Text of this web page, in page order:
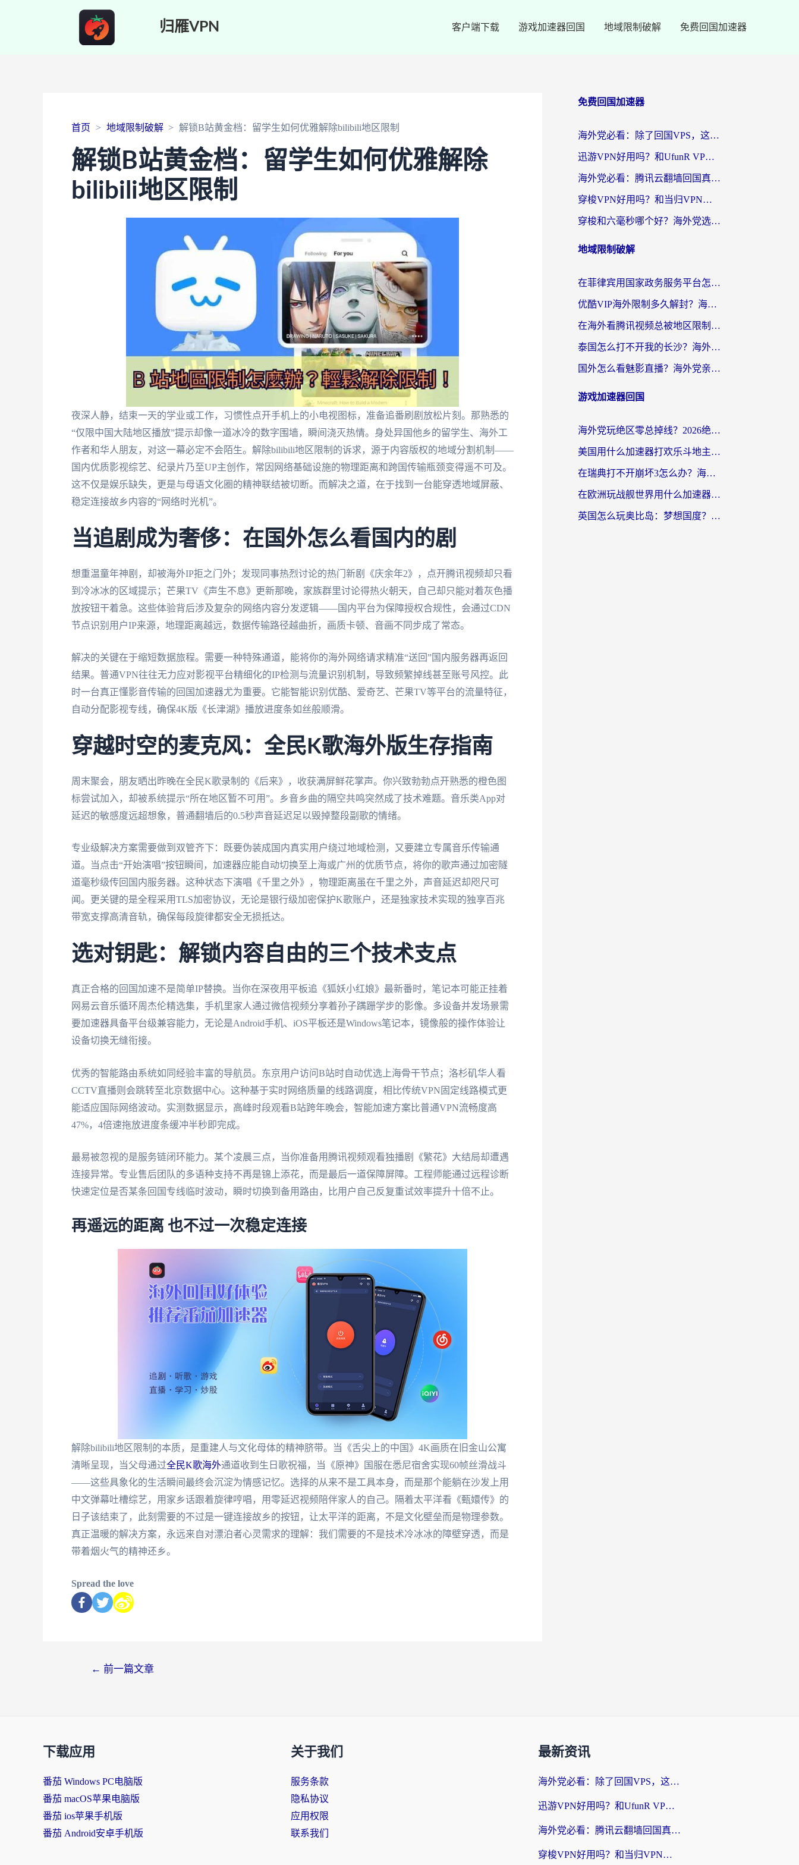
归雁VPN 客户端下载 游戏加速器回国 地域限制破解 免费回国加速器
首页 地域限制破解 解锁B站黄金档：留学生如何优雅解除bilibili地区限制
解锁B站黄金档：留学生如何优雅解除
bilibili地区限制
夜深人静，结束一天的学业或工作，习惯性点开手机上的小电视图标，准备追番刷剧放松片刻。那熟悉的
“仅限中国大陆地区播放”提示却像一道冰冷的数字围墙，瞬间浇灭热情。身处异国他乡的留学生、海外工
作者和华人朋友，对这一幕必定不会陌生。解除bilibili地区限制的诉求，源于内容版权的地域分割机制——
国内优质影视综艺、纪录片乃至UP主创作，常因网络基础设施的物理距离和跨国传输瓶颈变得遥不可及。
这不仅是娱乐缺失，更是与母语文化圈的精神联结被切断。而解决之道，在于找到一台能穿透地域屏蔽、
稳定连接故乡内容的“网络时光机”。
当追剧成为奢侈：在国外怎么看国内的剧
想重温童年神剧，却被海外IP拒之门外；发现同事热烈讨论的热门新剧《庆余年2》，点开腾讯视频却只看
到冷冰冰的区域提示；芒果TV《声生不息》更新那晚，家族群里讨论得热火朝天，自己却只能对着灰色播
放按钮干着急。这些体验背后涉及复杂的网络内容分发逻辑——国内平台为保障授权合规性，会通过CDN
节点识别用户IP来源，地理距离越远，数据传输路径越曲折，画质卡顿、音画不同步成了常态。
解决的关键在于缩短数据旅程。需要一种特殊通道，能将你的海外网络请求精准“送回”国内服务器再返回
结果。普通VPN往往无力应对影视平台精细化的IP检测与流量识别机制，导致频繁掉线甚至账号风控。此
时一台真正懂影音传输的回国加速器尤为重要。它能智能识别优酷、爱奇艺、芒果TV等平台的流量特征，
自动分配影视专线，确保4K版《长津湖》播放进度条如丝般顺滑。
穿越时空的麦克风：全民K歌海外版生存指南
周末聚会，朋友晒出昨晚在全民K歌录制的《后来》，收获满屏鲜花掌声。你兴致勃勃点开熟悉的橙色图
标尝试加入，却被系统提示“所在地区暂不可用”。乡音乡曲的隔空共鸣突然成了技术难题。音乐类App对
延迟的敏感度远超想象，普通翻墙后的0.5秒声音延迟足以毁掉整段副歌的情绪。
专业级解决方案需要做到双管齐下：既要伪装成国内真实用户绕过地域检测，又要建立专属音乐传输通
道。当点击“开始演唱”按钮瞬间，加速器应能自动切换至上海或广州的优质节点，将你的歌声通过加密隧
道毫秒级传回国内服务器。这种状态下演唱《千里之外》，物理距离虽在千里之外，声音延迟却咫尺可
闻。更关键的是全程采用TLS加密协议，无论是银行级加密保护K歌账户，还是独家技术实现的独享百兆
带宽支撑高清音轨，确保每段旋律都安全无损抵达。
选对钥匙：解锁内容自由的三个技术支点
真正合格的回国加速不是简单IP替换。当你在深夜用平板追《狐妖小红娘》最新番时，笔记本可能正挂着
网易云音乐循环周杰伦精选集，手机里家人通过微信视频分享着孙子蹒跚学步的影像。多设备并发场景需
要加速器具备平台级兼容能力，无论是Android手机、iOS平板还是Windows笔记本，镜像般的操作体验让
设备切换无缝衔接。
优秀的智能路由系统如同经验丰富的导航员。东京用户访问B站时自动优选上海骨干节点；洛杉矶华人看
CCTV直播则会跳转至北京数据中心。这种基于实时网络质量的线路调度，相比传统VPN固定线路模式更
能适应国际网络波动。实测数据显示，高峰时段观看B站跨年晚会，智能加速方案比普通VPN流畅度高
47%，4倍速拖放进度条缓冲半秒即完成。
最易被忽视的是服务链闭环能力。某个凌晨三点，当你准备用腾讯视频观看独播剧《繁花》大结局却遭遇
连接异常。专业售后团队的多语种支持不再是锦上添花，而是最后一道保障屏障。工程师能通过远程诊断
快速定位是否某条回国专线临时波动，瞬时切换到备用路由，比用户自己反复重试效率提升十倍不止。
再遥远的距离 也不过一次稳定连接
解除bilibili地区限制的本质，是重建人与文化母体的精神脐带。当《舌尖上的中国》4K画质在旧金山公寓
清晰呈现，当父母通过全民K歌海外通道收到生日歌祝福，当《原神》国服在悉尼宿舍实现60帧丝滑战斗
——这些具象化的生活瞬间最终会沉淀为情感记忆。选择的从来不是工具本身，而是那个能躺在沙发上用
中文弹幕吐槽综艺，用家乡话跟着旋律哼唱，用零延迟视频陪伴家人的自己。隔着太平洋看《甄嬛传》的
日子该结束了，此刻需要的不过是一键连接故乡的按钮，让太平洋的距离，不是文化壁垒而是物理参数。
真正温暖的解决方案，永远来自对漂泊者心灵需求的理解：我们需要的不是技术冷冰冰的障壁穿透，而是
带着烟火气的精神还乡。
Spread the love
← 前一篇文章
免费回国加速器
海外党必看：除了回国VPS，这样选加速器也能无缝刷国内资源？
迅游VPN好用吗？和UfunR VPN对比哪个回国效果更好？海外党亲测避坑指南
海外党必看：腾讯云翻墙回国真的好用吗？+ 3步选对回国加速器指南
穿梭VPN好用吗？和当归VPN对比哪个回国效果更好？海外党亲测实用指南
穿梭和六毫秒哪个好？海外党选回国加速器的避坑指南，附番茄加速器实测
地域限制破解
在菲律宾用国家政务服务平台怎么把定位修改到中国国内？3步解决+海外看剧听歌全攻略
优酷VIP海外限制多久解封？海外党必看的跨区难题一站式解决指南
在海外看腾讯视频总被地区限制？选对回国加速器，还能解决泰国政务网和蜻蜓FM卡顿问题
泰国怎么打不开我的长沙？海外党追剧看片的破局指南
国外怎么看魅影直播？海外党亲测有效的回国加速指南（附听歌、看央视VIP技巧）
游戏加速器回国
海外党玩绝区零总掉线？2026绝区零加速器推荐+跨平台国服游戏加速攻略
美国用什么加速器打欢乐斗地主？海外党亲测有效的国服游戏加速指南
在瑞典打不开崩坏3怎么办？海外玩家亲测有效的国服游戏加速指南
在欧洲玩战舰世界用什么加速器比较好用？老玩家亲测有效的低延迟方案
英国怎么玩奥比岛：梦想国度？海外党不卡攻略+加速器选择秘籍
下载应用
番茄 Windows PC电脑版
番茄 macOS苹果电脑版
番茄 ios苹果手机版
番茄 Android安卓手机版
关于我们
服务条款
隐私协议
应用权限
联系我们
最新资讯
海外党必看：除了回国VPS，这样选加速器也能无缝刷国内资源？
迅游VPN好用吗？和UfunR VPN对比哪个回国效果更好？海外党亲测避坑指南
海外党必看：腾讯云翻墙回国真的好用吗？+ 3步选对回国加速器指南
穿梭VPN好用吗？和当归VPN对比哪个回国效果更好？海外党亲测实用指南